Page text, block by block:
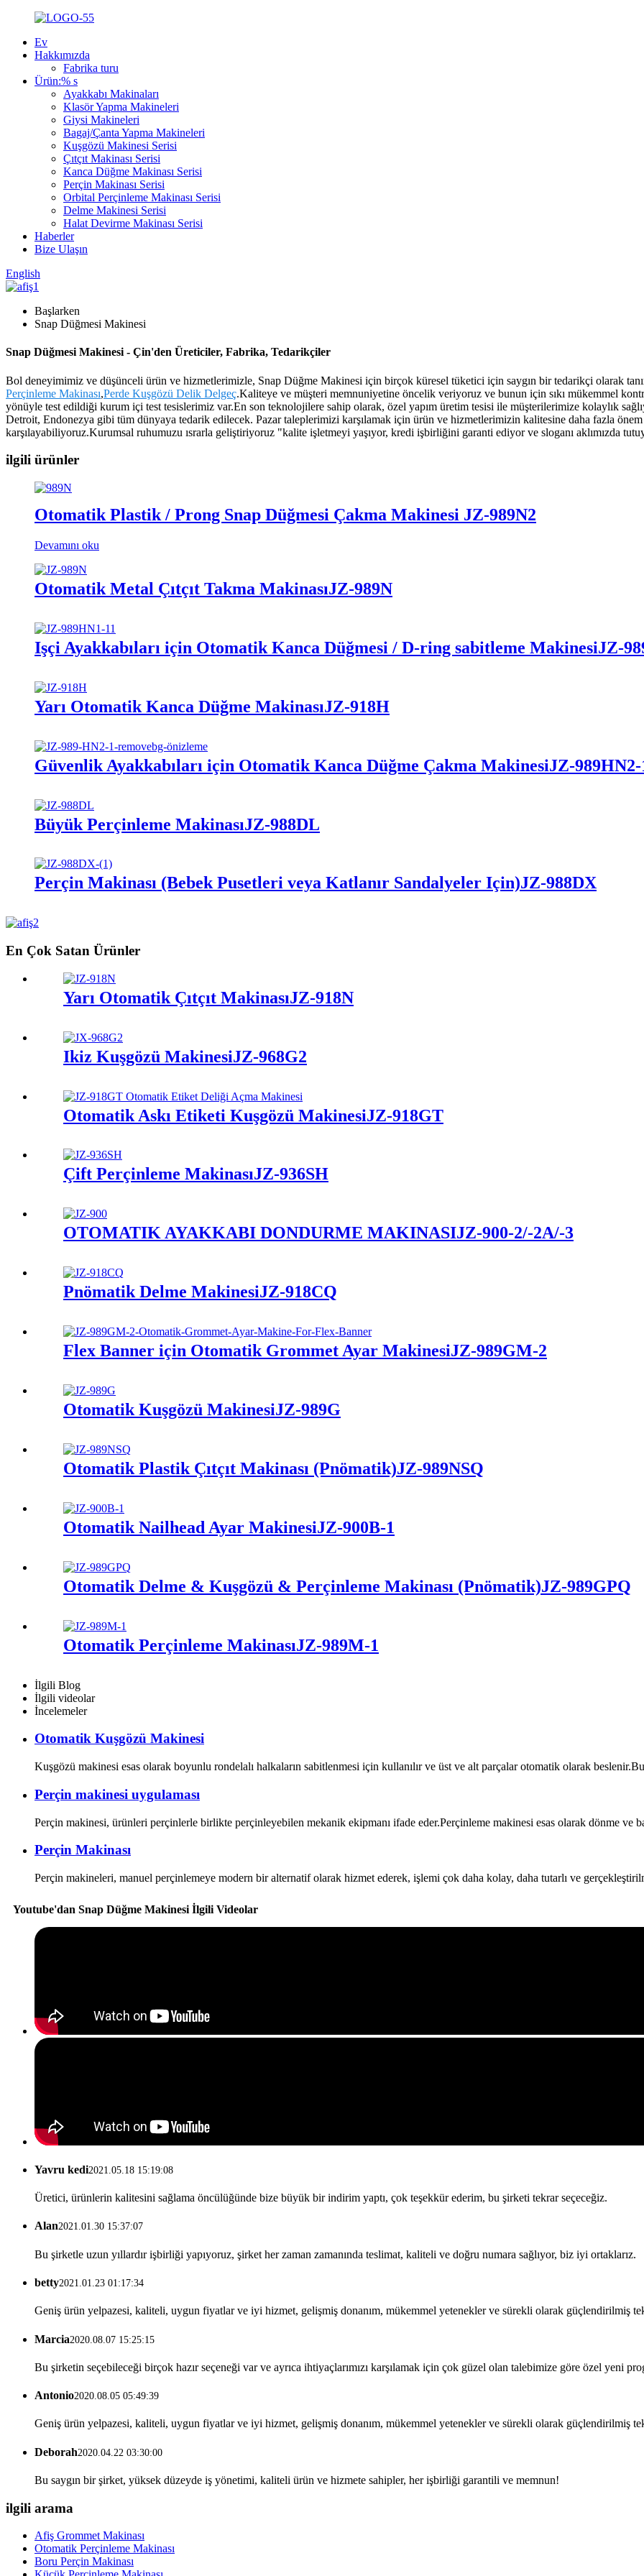
Ev
Hakkımızda
Fabrika turu
Ürün:% s
Ayakkabı Makinaları
Klasör Yapma Makineleri
Giysi Makineleri
Bagaj/Çanta Yapma Makineleri
Kuşgözü Makinesi Serisi
Çıtçıt Makinası Serisi
Kanca Düğme Makinası Serisi
Perçin Makinası Serisi
Orbital Perçinleme Makinası Serisi
Delme Makinesi Serisi
Halat Devirme Makinası Serisi
Haberler
Bize Ulaşın
English
Başlarken
Snap Düğmesi Makinesi
Snap Düğmesi Makinesi - Çin'den Üreticiler, Fabrika, Tedarikçiler
Bol deneyimimiz ve düşünceli ürün ve hizmetlerimizle, Snap Düğme Makinesi için birçok küresel tüketici için saygın bir tedarikçi olarak
Perçinleme Makinası,Perde Kuşgözü Delik Delgeç.Kaliteye ve müşteri memnuniyetine öncelik veriyoruz ve bunun için sıkı mükemmel
yönüyle test edildiği kurum içi test tesislerimiz var.En son teknolojilere sahip olarak, özel yapım üretim tesisi ile müşterilerimize kolaylık
Detroit, Endonezya gibi tüm dünyaya tedarik edilecek. Pazar taleplerimizi karşılamak için ürün ve hizmetlerimizin kalitesine daha fazla
karşılayabiliyoruz.Kurumsal ruhumuzu ısrarla geliştiriyoruz "kalite işletmeyi yaşıyor, kredi işbirliğini garanti ediyor ve sloganı aklımızda
ilgili ürünler
Otomatik Plastik / Prong Snap Düğmesi Çakma Makinesi JZ-989N2
Devamını oku
Otomatik Metal Çıtçıt Takma MakinasıJZ-989N
İşçi Ayakkabıları için Otomatik Kanca Düğmesi / D-ring sabitleme MakinesiJZ-
Yarı Otomatik Kanca Düğme MakinasıJZ-918H
Güvenlik Ayakkabıları için Otomatik Kanca Düğme Çakma MakinesiJZ-989HN2-
Büyük Perçinleme MakinasıJZ-988DL
Perçin Makinası (Bebek Pusetleri veya Katlanır Sandalyeler İçin)JZ-988DX
En Çok Satan Ürünler
Yarı Otomatik Çıtçıt MakinasıJZ-918N
İkiz Kuşgözü MakinesiJZ-968G2
Otomatik Askı Etiketi Kuşgözü MakinesiJZ-918GT
Çift Perçinleme MakinasıJZ-936SH
OTOMATİK AYAKKABI DÖNDÜRME MAKİNASIJZ-900-2/-2A/-3
Pnömatik Delme MakinesiJZ-918CQ
Flex Banner için Otomatik Grommet Ayar MakinesiJZ-989GM-2
Otomatik Kuşgözü MakinesiJZ-989G
Otomatik Plastik Çıtçıt Makinası (Pnömatik)JZ-989NSQ
Otomatik Nailhead Ayar MakinesiJZ-900B-1
Otomatik Delme & Kuşgözü & Perçinleme Makinası (Pnömatik)JZ-989GPQ
Otomatik Perçinleme MakinasıJZ-989M-1
İlgili Blog
İlgili videolar
İncelemeler
Otomatik Kuşgözü Makinesi
Kuşgözü makinesi esas olarak boyunlu rondelalı halkaların sabitlenmesi için kullanılır ve üst ve alt parçalar otomatik olarak
Perçin makinesi uygulaması
Perçin makinesi, ürünleri perçinlerle birlikte perçinleyebilen mekanik ekipmanı ifade eder.Perçinleme makinesi esas olarak dönme ve
Perçin Makinası
Perçin makineleri, manuel perçinlemeye modern bir alternatif olarak hizmet ederek, işlemi çok daha kolay, daha tutarlı ve
Youtube'dan Snap Düğme Makinesi İlgili Videolar
Yavru kedi2021.05.18 15:19:08
Üretici, ürünlerin kalitesini sağlama öncülüğünde bize büyük bir indirim yaptı, çok teşekkür ederim, bu şirketi tekrar seçeceğiz.
Alan2021.01.30 15:37:07
Bu şirketle uzun yıllardır işbirliği yapıyoruz, şirket her zaman zamanında teslimat, kaliteli ve doğru numara sağlıyor, biz iyi ortaklarız.
betty2021.01.23 01:17:34
Geniş ürün yelpazesi, kaliteli, uygun fiyatlar ve iyi hizmet, gelişmiş donanım, mükemmel yetenekler ve sürekli olarak güçlendirilmiş
Marcia2020.08.07 15:25:15
Bu şirketin seçebileceği birçok hazır seçeneği var ve ayrıca ihtiyaçlarımızı karşılamak için çok güzel olan talebimize göre özel yeni
Antonio2020.08.05 05:49:39
Geniş ürün yelpazesi, kaliteli, uygun fiyatlar ve iyi hizmet, gelişmiş donanım, mükemmel yetenekler ve sürekli olarak güçlendirilmiş
Deborah2020.04.22 03:30:00
Bu saygın bir şirket, yüksek düzeyde iş yönetimi, kaliteli ürün ve hizmete sahipler, her işbirliği garantili ve memnun!
ilgili arama
Afiş Grommet Makinası
Otomatik Perçinleme Makinası
Boru Perçin Makinası